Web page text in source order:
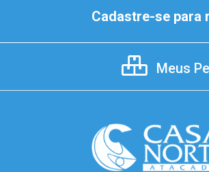
Cadastre-se para
Meus